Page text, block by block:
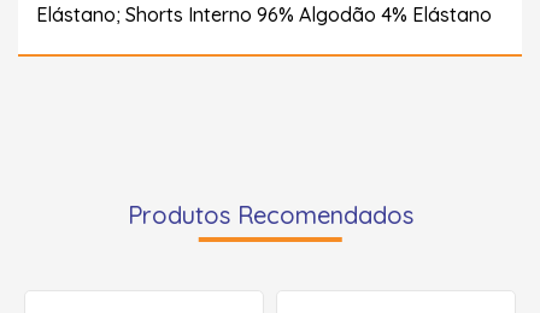
Elástano; Shorts Interno 96% Algodão 4% Elástano
Produtos Recomendados